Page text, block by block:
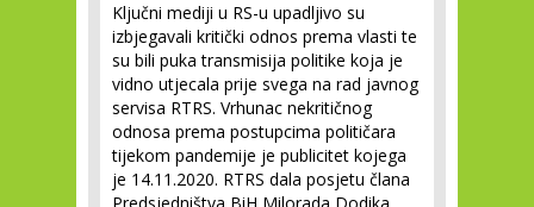
Ključni mediji u RS-u upadljivo su
izbjegavali kritički odnos prema vlasti te
su bili puka transmisija politike koja je
vidno utjecala prije svega na rad javnog
servisa RTRS. Vrhunac nekritičnog
odnosa prema postupcima političara
tijekom pandemije je publicitet kojega
je 14.11.2020. RTRS dala posjetu člana